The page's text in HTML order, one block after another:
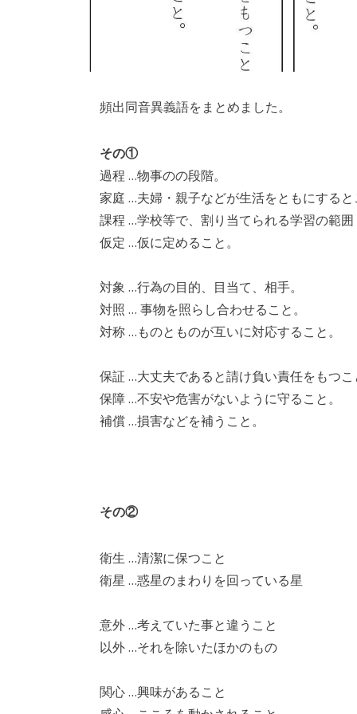
頻出同音異義語をまとめました。
その①
過程 …物事のの段階。
家庭 …夫婦・親子などが生活をともにすると
課程 …学校等で、割り当てられる学習の範囲
仮定 …仮に定めること。
対象 …行為の目的、目当て、相手。
対照 … 事物を照らし合わせること。
対称 …ものとものが互いに対応すること。
保証 …大丈夫であると請け負い責任をもつこ
保障 …不安や危害がないように守ること。
補償 …損害などを補うこと。
その②
衛生 …清潔に保つこと
衛星 …惑星のまわりを回っている星
意外 …考えていた事と違うこと
以外 …それを除いたほかのもの
関心 …興味があること